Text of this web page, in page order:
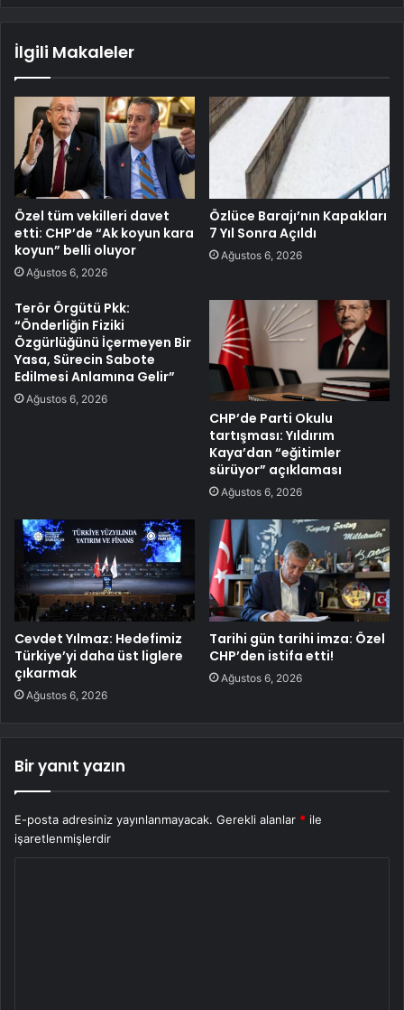
İlgili Makaleler
Özel tüm vekilleri davet
etti: CHP’de “Ak koyun kara
koyun” belli oluyor
Ağustos 6, 2026
Özlüce Barajı’nın Kapakları
7 Yıl Sonra Açıldı
Ağustos 6, 2026
Terör Örgütü Pkk:
“Önderliğin Fiziki
Özgürlüğünü İçermeyen Bir
Yasa, Sürecin Sabote
Edilmesi Anlamına Gelir”
Ağustos 6, 2026
CHP’de Parti Okulu
tartışması: Yıldırım
Kaya’dan “eğitimler
sürüyor” açıklaması
Ağustos 6, 2026
Cevdet Yılmaz: Hedefimiz
Türkiye’yi daha üst liglere
çıkarmak
Ağustos 6, 2026
Tarihi gün tarihi imza: Özel
CHP’den istifa etti!
Ağustos 6, 2026
Bir yanıt yazın
E-posta adresiniz yayınlanmayacak. Gerekli alanlar * ile
işaretlenmişlerdir